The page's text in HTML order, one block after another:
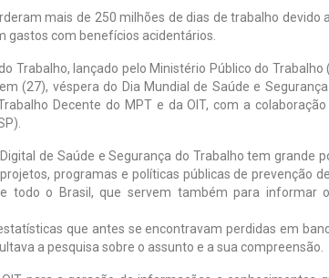
mais de 250 milhões de dias de trabalho devido
gastos com benefícios acidentários.
Trabalho, lançado pelo Ministério Público do Trabalho
(27), véspera do Dia Mundial de Saúde e
Decente do MPT e da OIT, com a
de Saúde e Segurança do Trabalho tem grande
programas e políticas públicas de prevenção
todo o Brasil, que servem também para informar
que antes se encontravam perdidas em
a pesquisa sobre o assunto e a sua compreensão.